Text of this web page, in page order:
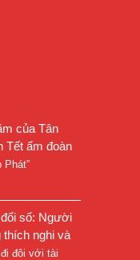
của Tân
Tết ấm đoàn
Phát”
số: Người
thích nghi và
đôi với tài